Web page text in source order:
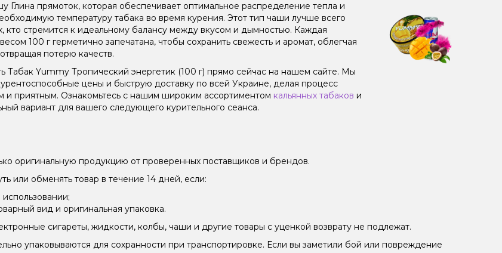
Глина прямоток, которая обеспечивает оптимальное распределение тепла и
температуру табака во время курения. Этот тип чаши лучше всего
кто стремится к идеальному балансу между вкусом и дымностью. Каждая
100 г герметично запечатана, чтобы сохранить свежесть и аромат, облегчая
потерю качеств.
Табак Yummy Тропический энергетик (100 г) прямо сейчас на нашем сайте. Мы
цены и быструю доставку по всей Украине, делая процесс
и приятным. Ознакомьтесь с нашим широким ассортиментом кальянных табаков и
вариант для вашего следующего курительного сеанса.
оригинальную продукцию от проверенных поставщиков и брендов.
или обменять товар в течение 14 дней, если:
вид и оригинальная упаковка.
сигареты, жидкости, колбы, чаши и другие товары с уценкой возврату не подлежат.
упаковываются для сохранности при транспортировке. Если вы заметили бой или повреждение